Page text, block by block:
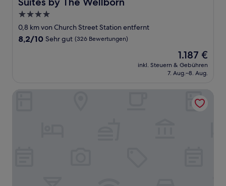
4.0-
Sterne-
Unterkunft
0,8 km von Church Street Station entfernt
8.2
Bewertungen)
8,2/10 Sehr gut (326 Bewertungen)
Der
Preis
beträgt
1.187 €
inkl. Steuern & Gebühren
7. Aug.–8. Aug.
Pet Friendly Modern Zen Studio Retreat W/ Hot Tub!